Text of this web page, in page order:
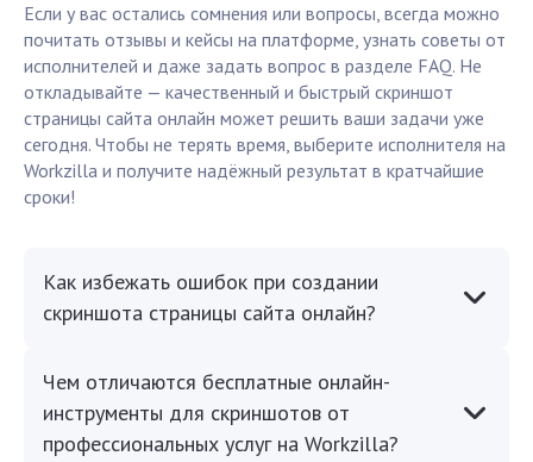
Если у вас остались сомнения или вопросы, всегда можно
почитать отзывы и кейсы на платформе, узнать советы от
исполнителей и даже задать вопрос в разделе FAQ. Не
откладывайте — качественный и быстрый скриншот
страницы сайта онлайн может решить ваши задачи уже
сегодня. Чтобы не терять время, выберите исполнителя на
Workzilla и получите надёжный результат в кратчайшие
сроки!
Как избежать ошибок при создании
скриншота страницы сайта онлайн?
Чем отличаются бесплатные онлайн-
инструменты для скриншотов от
профессиональных услуг на Workzilla?